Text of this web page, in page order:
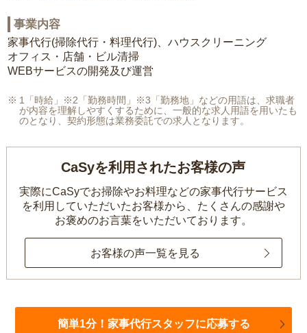
事業内容
家事代行(掃除代行・料理代行)、ハウスクリーニング
オフィス・店舗・ビル清掃
WEBサービスの開発及び運営
1「時給」※2「勤務時間」※3「勤務地」などの用語は、求職者
が内容を理解しやすくするために、一般的な求人用語を用いたも
のとなり、契約形態は業務委託での求人となります。
CaSyを利用されたお客様の声
実際にCaSyでお掃除やお料理などの家事代行サービス
を利用していただいたお客様から、 たくさんの感謝や
お褒めのお言葉をいただいております。
お客様の声一覧を見る
簡単1分！家事代行スタッフに応募する